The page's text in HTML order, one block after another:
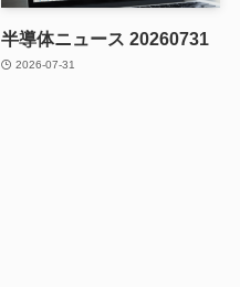
半導体ニュース 20260731
2026-07-31